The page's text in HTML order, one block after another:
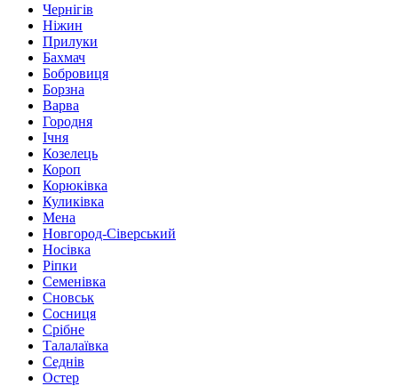
Чернігів
Ніжин
Прилуки
Бахмач
Бобровиця
Борзна
Варва
Городня
Ічня
Козелець
Короп
Корюківка
Куликівка
Мена
Новгород-Сіверський
Носівка
Ріпки
Семенівка
Сновськ
Сосниця
Срібне
Талалаївка
Седнів
Остер